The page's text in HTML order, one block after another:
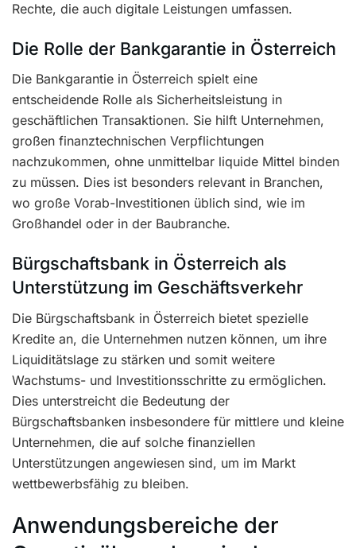
Rechte, die auch digitale Leistungen umfassen.
Die Rolle der Bankgarantie in Österreich
Die Bankgarantie in Österreich spielt eine
entscheidende Rolle als Sicherheitsleistung in
geschäftlichen Transaktionen. Sie hilft Unternehmen,
großen finanztechnischen Verpflichtungen
nachzukommen, ohne unmittelbar liquide Mittel binden
zu müssen. Dies ist besonders relevant in Branchen,
wo große Vorab-Investitionen üblich sind, wie im
Großhandel oder in der Baubranche.
Bürgschaftsbank in Österreich als
Unterstützung im Geschäftsverkehr
Die Bürgschaftsbank in Österreich bietet spezielle
Kredite an, die Unternehmen nutzen können, um ihre
Liquiditätslage zu stärken und somit weitere
Wachstums- und Investitionsschritte zu ermöglichen.
Dies unterstreicht die Bedeutung der
Bürgschaftsbanken insbesondere für mittlere und kleine
Unternehmen, die auf solche finanziellen
Unterstützungen angewiesen sind, um im Markt
wettbewerbsfähig zu bleiben.
Anwendungsbereiche der